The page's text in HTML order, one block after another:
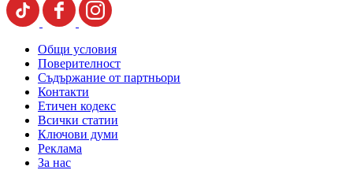
Общи условия
Поверителност
Съдържание от партньори
Контакти
Етичен кодекс
Всички статии
Ключови думи
Реклама
За нас